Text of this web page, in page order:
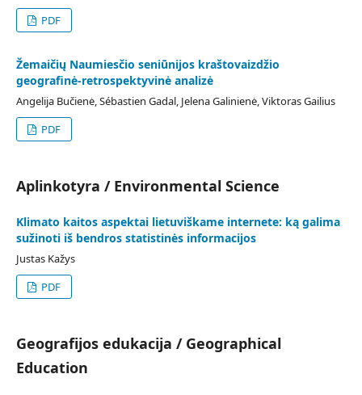
PDF
Žemaičių Naumiesčio seniūnijos kraštovaizdžio
geografinė-retrospektyvinė analizė
Angelija Bučienė, Sébastien Gadal, Jelena Galinienė, Viktoras Gailius
PDF
Aplinkotyra / Environmental Science
Klimato kaitos aspektai lietuviškame internete: ką galima
sužinoti iš bendros statistinės informacijos
Justas Kažys
PDF
Geografijos edukacija / Geographical
Education